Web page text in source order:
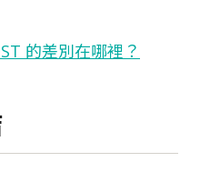
的差別在哪裡？